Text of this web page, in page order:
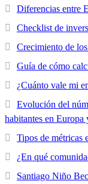
Diferencias entre
Checklist de
Crecimiento de
Guía de cómo
¿Cuánto vale mi
Evolución del
habitantes en
Tipos de métricas
¿En qué
Santiago Niño